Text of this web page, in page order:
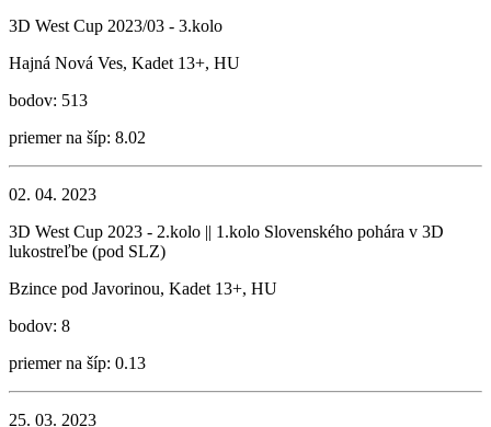
3D West Cup 2023/03 - 3.kolo
Hajná Nová Ves, Kadet 13+, HU
bodov: 513
priemer na šíp: 8.02
02. 04. 2023
3D West Cup 2023 - 2.kolo || 1.kolo Slovenského pohára v 3D
lukostreľbe (pod SLZ)
Bzince pod Javorinou, Kadet 13+, HU
bodov: 8
priemer na šíp: 0.13
25. 03. 2023